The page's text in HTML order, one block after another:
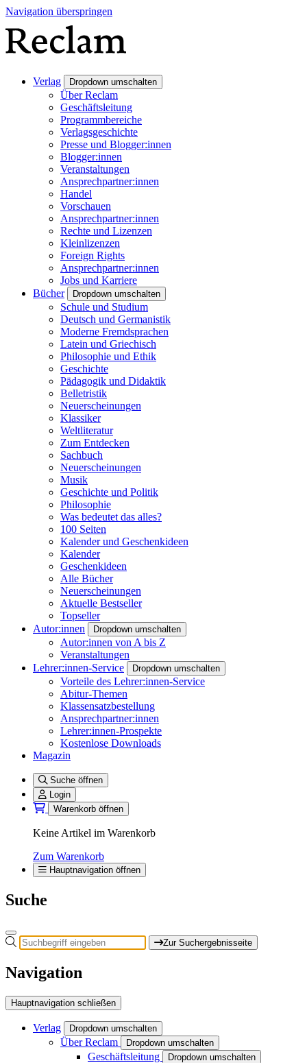
Navigation überspringen
Verlag Dropdown umschalten
Über Reclam
Geschäftsleitung
Programmbereiche
Verlagsgeschichte
Presse und Blogger:innen
Blogger:innen
Veranstaltungen
Ansprechpartner:innen
Handel
Vorschauen
Ansprechpartner:innen
Rechte und Lizenzen
Kleinlizenzen
Foreign Rights
Ansprechpartner:innen
Jobs und Karriere
Bücher
Dropdown umschalten
Schule und Studium
Deutsch und Germanistik
Moderne Fremdsprachen
Latein und Griechisch
Philosophie und Ethik
Geschichte
Pädagogik und Didaktik
Belletristik
Neuerscheinungen
Klassiker
Weltliteratur
Zum Entdecken
Sachbuch
Neuerscheinungen
Musik
Geschichte und Politik
Philosophie
Was bedeutet das alles?
100 Seiten
Kalender und Geschenkideen
Kalender
Geschenkideen
Alle Bücher
Neuerscheinungen
Aktuelle Bestseller
Topseller
Autor:innen
Dropdown umschalten
Autor:innen von A bis Z
Veranstaltungen
Lehrer:innen-Service
Dropdown umschalten
Vorteile des Lehrer:innen-Service
Abitur-Themen
Klassensatzbestellung
Ansprechpartner:innen
Lehrer:innen-Prospekte
Kostenlose Downloads
Magazin
Suche öffnen
Login
Warenkorb öffnen
Keine Artikel im Warenkorb
Zum Warenkorb
Hauptnavigation öffnen
Suche
Zur Suchergebnisseite
Navigation
Hauptnavigation schließen
Verlag Dropdown umschalten
Über Reclam Dropdown umschalten
Geschäftsleitung Dropdown umschalten